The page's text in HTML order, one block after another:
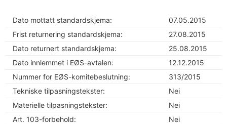
Dato mottatt standardskjema:
07.05.2015
Frist returnering standardskjema:
27.08.2015
Dato returnert standardskjema:
25.08.2015
Dato innlemmet i EØS-avtalen:
12.12.2015
Nummer for EØS-komitebeslutning:
313/2015
Tekniske tilpasningstekster:
Nei
Materielle tilpasningstekster:
Nei
Art. 103-forbehold:
Nei